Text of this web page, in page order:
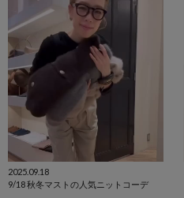
2025.09.18
9/18 秋冬マストの人気ニットコーデ